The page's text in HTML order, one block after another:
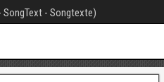
SongText - Songtexte)